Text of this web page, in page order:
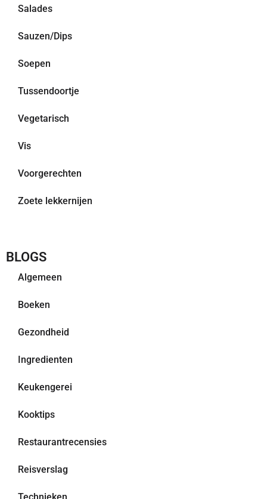
Salades
Sauzen/Dips
Soepen
Tussendoortje
Vegetarisch
Vis
Voorgerechten
Zoete lekkernijen
BLOGS
Algemeen
Boeken
Gezondheid
Ingredienten
Keukengerei
Kooktips
Restaurantrecensies
Reisverslag